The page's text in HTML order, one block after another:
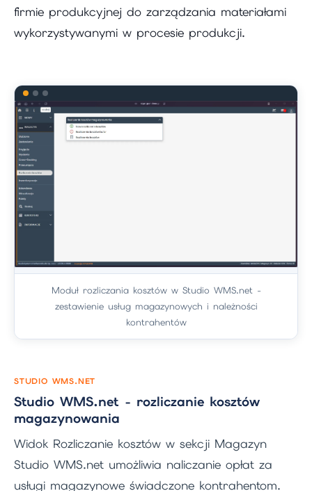
firmie produkcyjnej do zarządzania materiałami
wykorzystywanymi w procesie produkcji.
Moduł rozliczania kosztów w Studio WMS.net -
zestawienie usług magazynowych i należności
kontrahentów
STUDIO WMS.NET
Studio WMS.net - rozliczanie kosztów
magazynowania
Widok Rozliczanie kosztów w sekcji Magazyn
Studio WMS.net umożliwia naliczanie opłat za
usługi magazynowe świadczone kontrahentom.